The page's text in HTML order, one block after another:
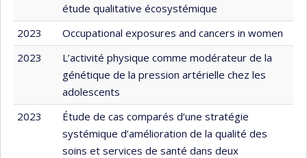
étude qualitative écosystémique
2023
Occupational exposures and cancers in women
2023
L’activité physique comme modérateur de la
génétique de la pression artérielle chez les
adolescents
2023
Étude de cas comparés d’une stratégie
systémique d’amélioration de la qualité des
soins et services de santé dans deux